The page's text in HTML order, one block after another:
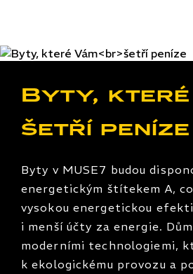
Byty, které
šetří peníze
Byty v MUSE7 budou
energetickým štítekem A,
vysokou energetickou
i menší účty za energie.
moderními technologiemi,
k ekologickému provozu a